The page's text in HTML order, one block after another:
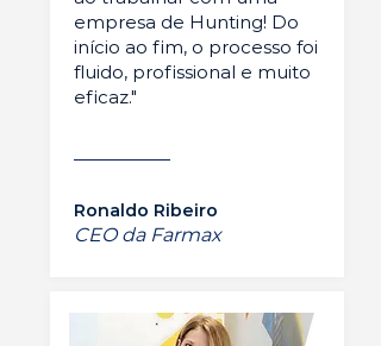
empresa de Hunting! Do
início ao fim, o processo foi
fluido, profissional e muito
eficaz."
Ronaldo Ribeiro
CEO da Farmax